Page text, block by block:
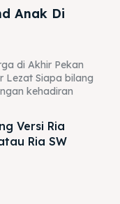
Anak Di
di Akhir Pekan
Lezat Siapa bilang
kehadiran
Versi Ria
Ria SW